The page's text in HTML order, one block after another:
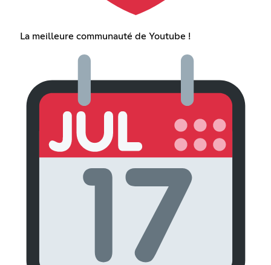
La meilleure communauté de Youtube !